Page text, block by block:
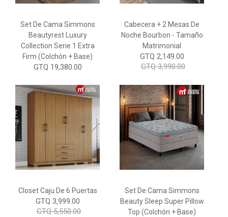
Set De Cama Simmons
Beautyrest Luxury
Collection Serie 1 Extra
Firm (Colchón + Base)
GTQ 19,380.00
Cabecera + 2 Mesas De
Noche Bourbon - Tamaño
Matrimonial
GTQ 2,149.00
GTQ 3,990.00
Closet Caju De 6 Puertas
GTQ 3,999.00
GTQ 5,550.00
Set De Cama Simmons
Beauty Sleep Super Pillow
Top (colchón + Base)